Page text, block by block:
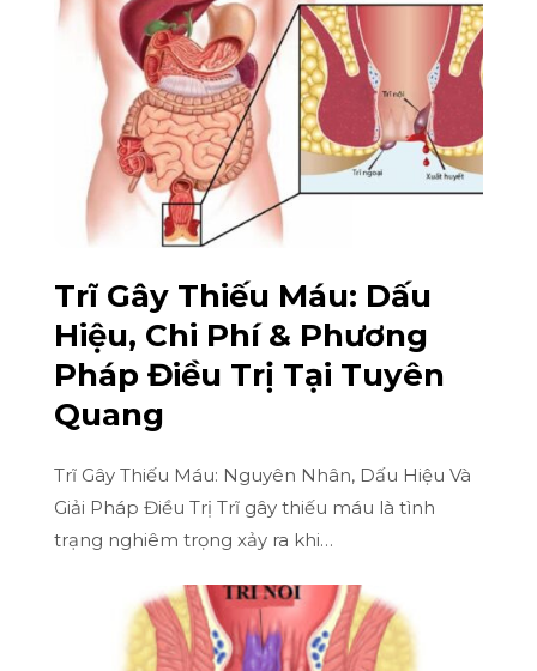
Trĩ Gây Thiếu Máu: Dấu
Hiệu, Chi Phí & Phương
Pháp Điều Trị Tại Tuyên
Quang
Trĩ Gây Thiếu Máu: Nguyên Nhân, Dấu Hiệu Và
Giải Pháp Điều Trị Trĩ gây thiếu máu là tình
trạng nghiêm trọng xảy ra khi…